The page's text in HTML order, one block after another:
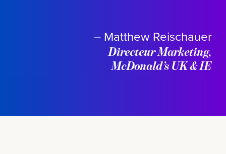
– Matthew Reischauer
Directeur Marketing,
McDonald’s UK & IE